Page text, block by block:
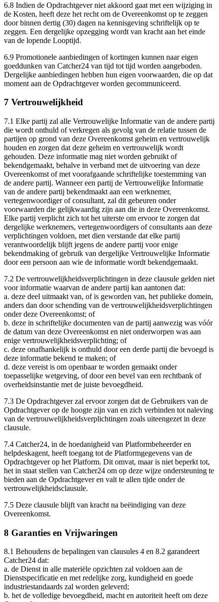
6.8 Indien de Opdrachtgever niet akkoord gaat met een wijziging in
de Kosten, heeft deze het recht om de Overeenkomst op te zeggen
door binnen dertig (30) dagen na kennisgeving schriftelijk op te
zeggen. Een dergelijke opzegging wordt van kracht aan het einde
van de lopende Looptijd.
6.9 Promotionele aanbiedingen of kortingen kunnen naar eigen
goeddunken van Catcher24 van tijd tot tijd worden aangeboden.
Dergelijke aanbiedingen hebben hun eigen voorwaarden, die op dat
moment aan de Opdrachtgever worden gecommuniceerd.
7 Vertrouwelijkheid
7.1 Elke partij zal alle Vertrouwelijke Informatie van de andere partij
die wordt onthuld of verkregen als gevolg van de relatie tussen de
partijen op grond van deze Overeenkomst geheim en vertrouwelijk
houden en zorgen dat deze geheim en vertrouwelijk wordt
gehouden. Deze informatie mag niet worden gebruikt of
bekendgemaakt, behalve in verband met de uitvoering van deze
Overeenkomst of met voorafgaande schriftelijke toestemming van
de andere partij. Wanneer een partij de Vertrouwelijke Informatie
van de andere partij bekendmaakt aan een werknemer,
vertegenwoordiger of consultant, zal dit gebeuren onder
voorwaarden die gelijkwaardig zijn aan die in deze Overeenkomst.
Elke partij verplicht zich tot het uiterste om ervoor te zorgen dat
dergelijke werknemers, vertegenwoordigers of consultants aan deze
verplichtingen voldoen, met dien verstande dat elke partij
verantwoordelijk blijft jegens de andere partij voor enige
bekendmaking of gebruik van dergelijke Vertrouwelijke Informatie
door een persoon aan wie de informatie wordt bekendgemaakt.
7.2 De vertrouwelijkheidsverplichtingen in deze clausule gelden niet
voor informatie waarvan de andere partij kan aantonen dat:
a. deze deel uitmaakt van, of is geworden van, het publieke domein,
anders dan door schending van de vertrouwelijkheidsverplichtingen
onder deze Overeenkomst; of
b. deze in schriftelijke documenten van de partij aanwezig was vóór
de datum van deze Overeenkomst en niet onderworpen was aan
enige vertrouwelijkheidsverplichting; of
c. deze onafhankelijk is onthuld door een derde partij die bevoegd is
deze informatie bekend te maken; of
d. deze vereist is om openbaar te worden gemaakt onder
toepasselijke wetgeving, of door een bevel van een rechtbank of
overheidsinstantie met de juiste bevoegdheid.
7.3 De Opdrachtgever zal ervoor zorgen dat de Gebruikers van de
Opdrachtgever op de hoogte zijn van en zich verbinden tot naleving
van de vertrouwelijkheidsverplichtingen zoals uiteengezet in deze
clausule.
7.4 Catcher24, in de hoedanigheid van Platformbeheerder en
helpdeskagent, heeft toegang tot de Platformgegevens van de
Opdrachtgever op het Platform. Dit omvat, maar is niet beperkt tot,
het in staat stellen van Catcher24 om op deze wijze ondersteuning te
bieden aan de Opdrachtgever en valt te allen tijde onder de
vertrouwelijkheidsclausule.
7.5 Deze clausule blijft van kracht na beëindiging van deze
Overeenkomst.
8 Garanties en Vrijwaringen
8.1 Behoudens de bepalingen van clausules 4 en 8.2 garandeert
Catcher24 dat:
a. de Dienst in alle materiële opzichten zal voldoen aan de
Dienstspecificatie en met redelijke zorg, kundigheid en goede
industriestandaards zal worden geleverd;
b. het de volledige bevoegdheid, macht en autoriteit heeft om deze